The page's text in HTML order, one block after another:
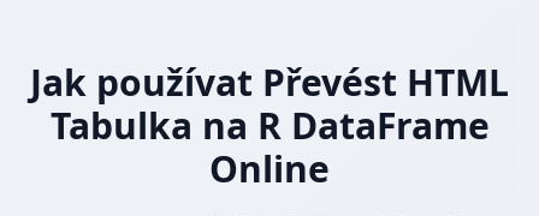
Jak používat Převést HTML
Tabulka na R DataFrame
Online